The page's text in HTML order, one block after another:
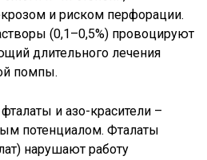
и риском перфорации.
(0,1–0,5%) провоцируют
длительного лечения
помпы.
и азо-красители –
потенциалом. Фталаты
нарушают работу